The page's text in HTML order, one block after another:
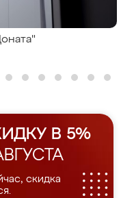
В 5%
скидка